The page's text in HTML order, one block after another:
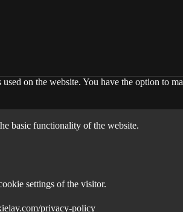
on the website. You have the option to
basic functionality of the website.
settings of the visitor.
privacy-policy